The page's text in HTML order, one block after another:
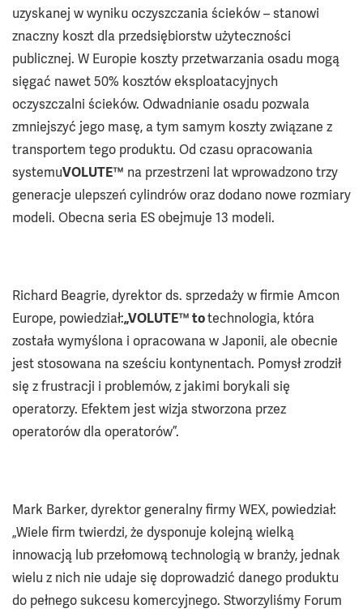
uzyskanej w wyniku oczyszczania ścieków – stanowi
znaczny koszt dla przedsiębiorstw użyteczności
publicznej. W Europie koszty przetwarzania osadu mogą
sięgać nawet 50% kosztów eksploatacyjnych
oczyszczalni ścieków. Odwadnianie osadu pozwala
zmniejszyć jego masę, a tym samym koszty związane z
transportem tego produktu. Od czasu opracowania
systemuVOLUTE™ na przestrzeni lat wprowadzono trzy
generacje ulepszeń cylindrów oraz dodano nowe rozmiary
modeli. Obecna seria ES obejmuje 13 modeli.
Richard Beagrie, dyrektor ds. sprzedaży w firmie Amcon
Europe, powiedział:„VOLUTE™ totechnologia, która
została wymyślona i opracowana w Japonii, ale obecnie
jest stosowana na sześciu kontynentach. Pomysł zrodził
się z frustracji i problemów, z jakimi borykali się
operatorzy. Efektem jest wizja stworzona przez
operatorów dla operatorów”.
Mark Barker, dyrektor generalny firmy WEX, powiedział:
„Wiele firm twierdzi, że dysponuje kolejną wielką
innowacją lub przełomową technologią w branży, jednak
wielu z nich nie udaje się doprowadzić danego produktu
do pełnego sukcesu komercyjnego. Stworzyliśmy Forum